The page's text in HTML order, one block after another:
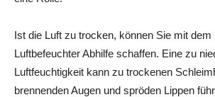
Ist die Luft zu trocken, können Sie mit
Luftbefeuchter Abhilfe schaffen. Eine zu
Luftfeuchtigkeit kann zu trockenen
brennenden Augen und spröden Lippen